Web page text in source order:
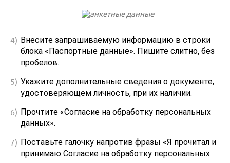
Внесите запрашиваемую информацию в строки
блока «Паспортные данные». Пишите слитно, без
пробелов.
Укажите дополнительные сведения о документе,
удостоверяющем личность, при их наличии.
Прочтите «Согласие на обработку персональных
данных».
Поставьте галочку напротив фразы «Я прочитал и
принимаю Согласие на обработку персональных